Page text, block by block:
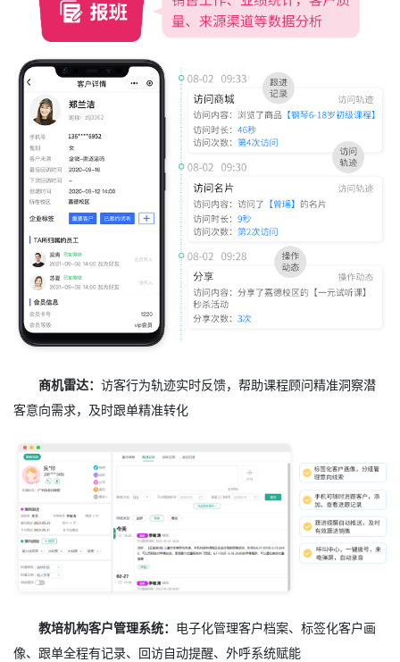
商机雷达：访客行为轨迹实时反馈，帮助课程顾问精准洞察潜
客意向需求，及时跟单精准转化
教培机构客户管理系统： 电子化管理客户档案、标签化客户画
像、跟单全程有记录、回访自动提醒、外呼系统赋能